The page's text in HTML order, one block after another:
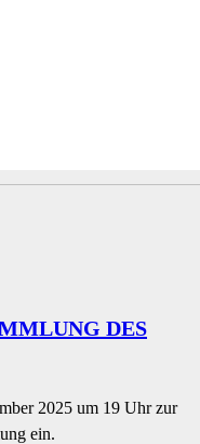
DES
2025 um 19 Uhr zur
ein.